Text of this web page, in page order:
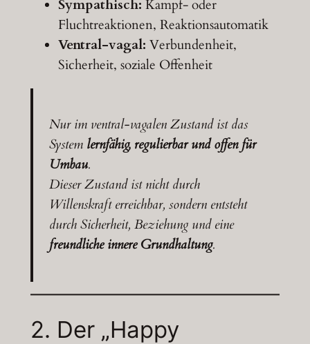
Sympathisch: Kampf- oder
Fluchtreaktionen, Reaktionsautomatik
Ventral-vagal: Verbundenheit,
Sicherheit, soziale Offenheit
Nur im ventral-vagalen Zustand ist das
System lernfähig, regulierbar und offen für
Umbau.
Dieser Zustand ist nicht durch
Willenskraft erreichbar, sondern entsteht
durch Sicherheit, Beziehung und eine
freundliche innere Grundhaltung.
2. Der „Happy